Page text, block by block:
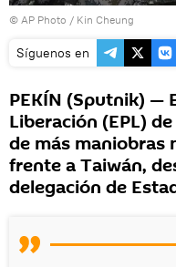
© AP Photo / Kin Cheung
Síguenos en
PEKÍN (Sputnik) —
Liberación (EPL)
de más maniobras
frente a Taiwán,
delegación de